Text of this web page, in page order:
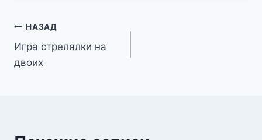
Навигация
по
НАЗАД
Игра стрелялки на
двоих